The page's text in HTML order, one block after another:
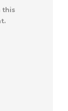
this